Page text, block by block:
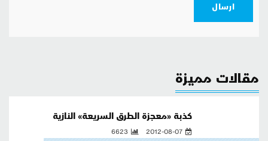
ارسال
مقالات مميزة
كذبة «معجزة الطرق السريعة» النازية
2012-08-07
6623